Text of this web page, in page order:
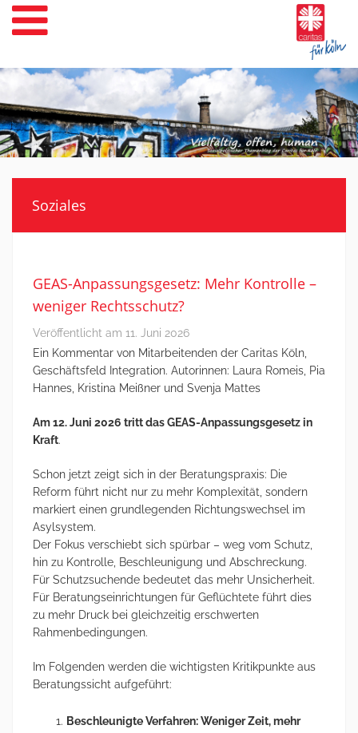
Weiter
zum
Inhalt
Soziales
GEAS-Anpassungsgesetz: Mehr Kontrolle –
weniger Rechtsschutz?
Veröffentlicht am 11. Juni 2026
Ein Kommentar von Mitarbeitenden der Caritas Köln,
Geschäftsfeld Integration. Autorinnen: Laura Romeis, Pia
Hannes, Kristina Meißner und Svenja Mattes
Am 12. Juni 2026 tritt das GEAS-Anpassungsgesetz in
Kraft.
Schon jetzt zeigt sich in der Beratungspraxis: Die
Reform führt nicht nur zu mehr Komplexität, sondern
markiert einen grundlegenden Richtungswechsel im
Asylsystem.
Der Fokus verschiebt sich spürbar – weg vom Schutz,
hin zu Kontrolle, Beschleunigung und Abschreckung.
Für Schutzsuchende bedeutet das mehr Unsicherheit.
Für Beratungseinrichtungen für Geflüchtete führt dies
zu mehr Druck bei gleichzeitig erschwerten
Rahmenbedingungen.
Im Folgenden werden die wichtigsten Kritikpunkte aus
Beratungssicht aufgeführt:
Beschleunigte Verfahren: Weniger Zeit, mehr